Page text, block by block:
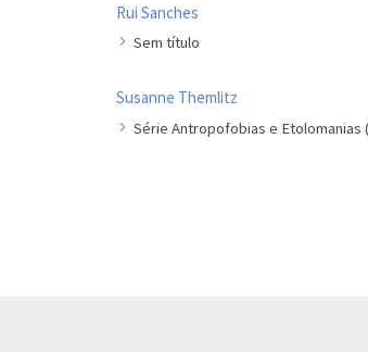
Rui Sanches
Sem título
Susanne Themlitz
Série Antropofobias e Etolomanias